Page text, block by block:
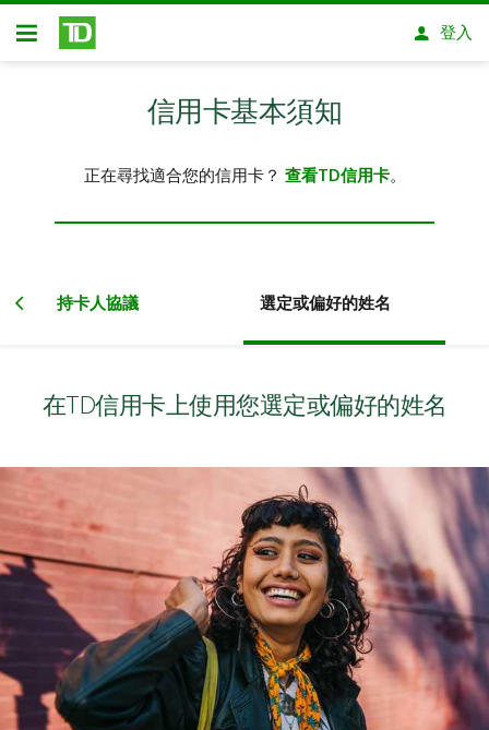
略過進入主要內容
開放式房屋貸款
登入
信用卡基本須知
正在尋找適合您的信用卡？ 查看TD信用卡。
持卡人協議 選定或偏好的姓名
在TD信用卡上使用您選定或偏好的姓名